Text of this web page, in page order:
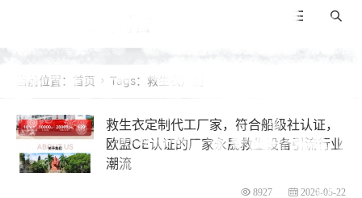
当前位置： 首页  Tags：救生衣定制
救生衣定制代工厂家，符合船级社认证，
欧盟CE认证的厂家永晟救生设备引流行业
潮流
8927 2026-05-22